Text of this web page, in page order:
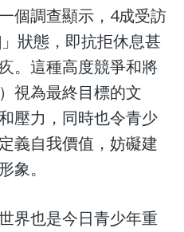
個調查顯示，4成受訪
」狀態，即抗拒休息甚
。這種高度競爭和將
視為最終目標的文
壓力，同時也令青少
義自我價值，妨礙建
象。
界也是今日青少年重